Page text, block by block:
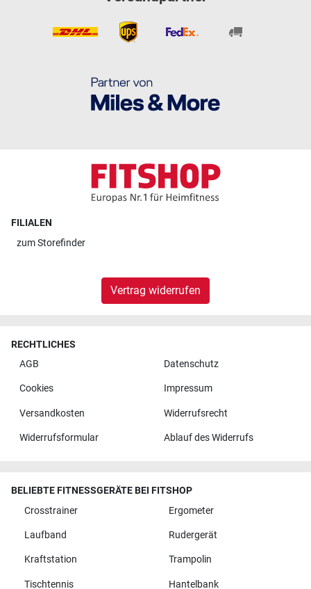
FILIALEN
zumStorefinder
Vertrag widerrufen
RECHTLICHES
AGB
Datenschutz
Cookies Impressum
Versandkosten Widerrufsrecht
Widerrufsformular Ablauf des Widerrufs
BELIEBTE FITNESSGERÄTE BEI FITSHOP
Crosstrainer
Ergometer
Laufband Rudergerät
Kraftstation Trampolin
Tischtennis Hantelbank